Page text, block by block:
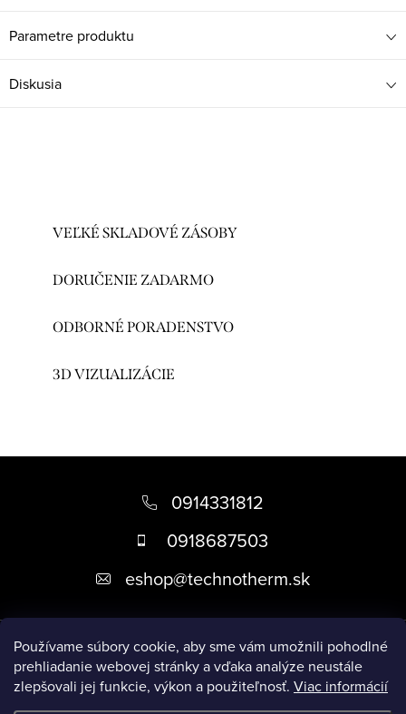
Používame súbory cookie, aby sme vám umožnili pohodlné
prehliadanie webovej stránky a vďaka analýze neustále
zlepšovali jej funkcie, výkon a použiteľnosť. Viac informácií
Parametre produktu
Diskusia
VEĽKÉ SKLADOVÉ ZÁSOBY
DORUČENIE ZADARMO
ODBORNÉ PORADENSTVO
3D VIZUALIZÁCIE
i
0914331812
0918687503
eshop@technotherm.sk
Informácie
Prijímame online platby